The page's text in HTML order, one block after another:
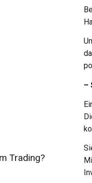
Trading?
–